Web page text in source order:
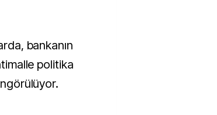
bankanın
politika